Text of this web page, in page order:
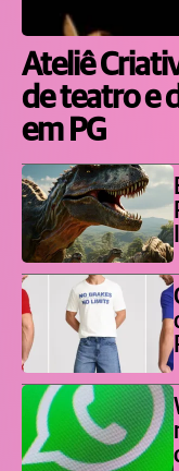
Ateliê
de teatro e
em PG